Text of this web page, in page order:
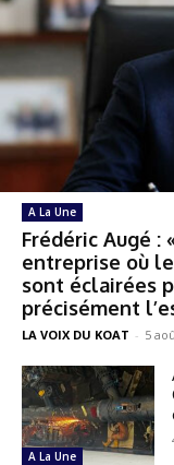
A La Une
Frédéric Augé :
entreprise où
sont éclairées
précisément
LA VOIX DU KOAT - 5
A La Une